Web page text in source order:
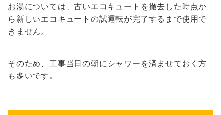
お湯については、古いエコキュートを撤去した時点か
ら新しいエコキュートの試運転が完了するまで使用で
きません。
そのため、工事当日の朝にシャワーを済ませておく方
も多いです。